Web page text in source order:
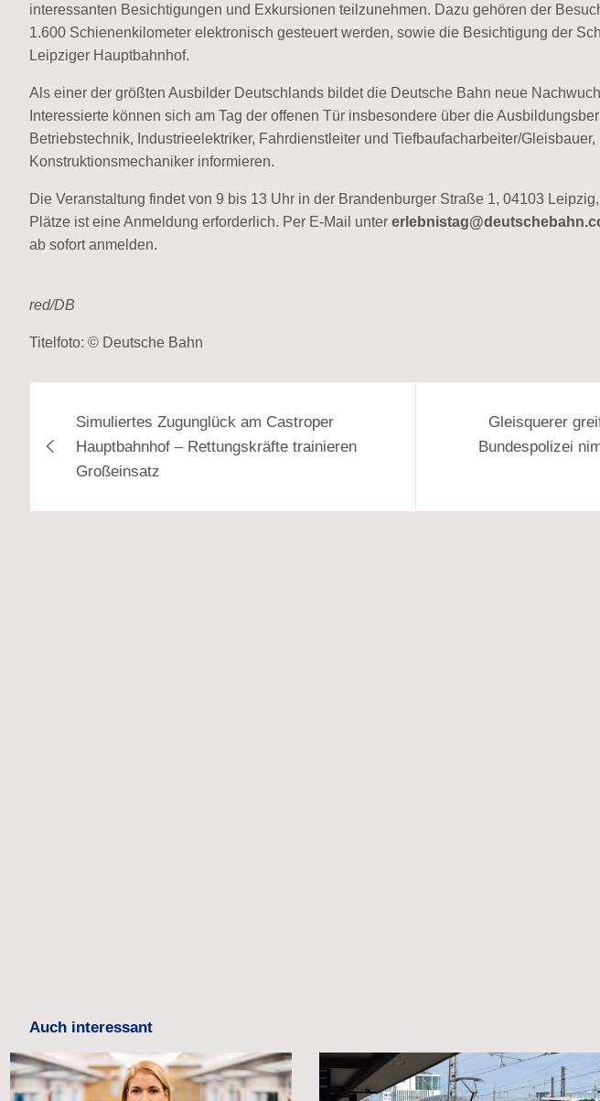
interessanten Besichtigungen und Exkursionen teilzunehmen. Dazu gehören der
1.600 Schienenkilometer elektronisch gesteuert werden, sowie die Besichtigung der
Leipziger Hauptbahnhof.
Als einer der größten Ausbilder Deutschlands bildet die Deutsche Bahn neue
Interessierte können sich am Tag der offenen Tür insbesondere über die
Betriebstechnik, Industrieelektriker, Fahrdienstleiter und Tiefbaufacharbeiter/Gleisbauer,
Konstruktionsmechaniker informieren.
Die Veranstaltung findet von 9 bis 13 Uhr in der Brandenburger Straße 1, 04103
Plätze ist eine Anmeldung erforderlich. Per E-Mail unter
ab sofort anmelden.
red/DB
Titelfoto: © Deutsche Bahn
Simuliertes Zugunglück am Castroper
Hauptbahnhof – Rettungskräfte trainieren
Großeinsatz
Gleisquerer
Bundespolizei
Auch interessant